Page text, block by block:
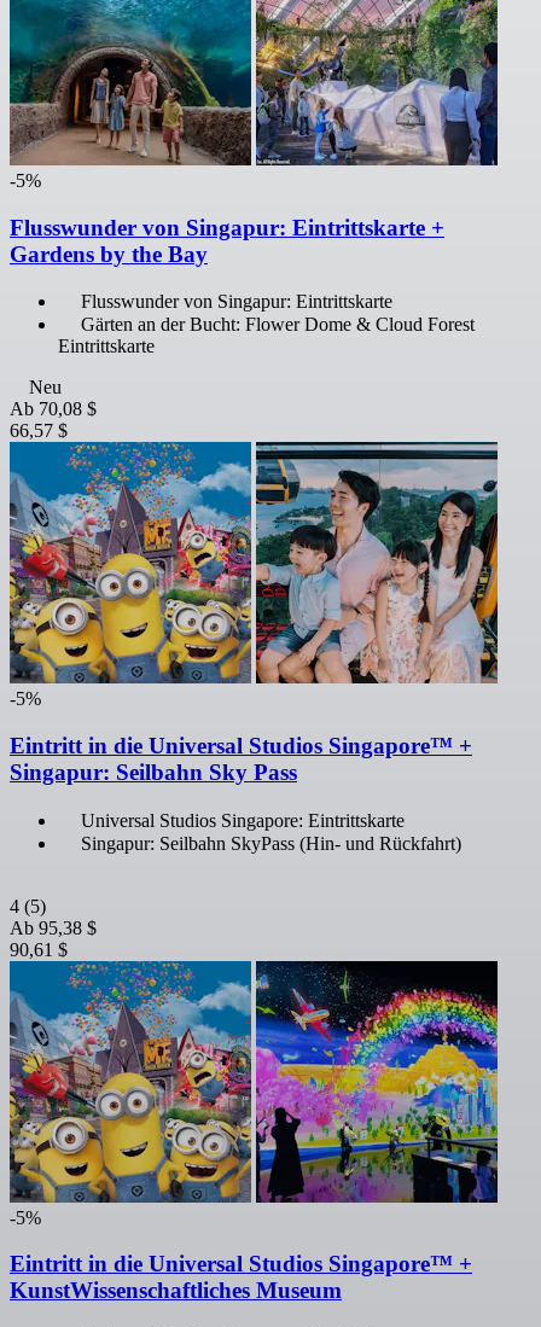
-5%
Flusswunder von Singapur: Eintrittskarte +
Gardens by the Bay
Flusswunder von Singapur: Eintrittskarte
Gärten an der Bucht: Flower Dome & Cloud Forest
Eintrittskarte
Neu
Ab 70,08 $
66,57 $
-5%
Eintritt in die Universal Studios Singapore™ +
Singapur: Seilbahn Sky Pass
Universal Studios Singapore: Eintrittskarte
Singapur: Seilbahn SkyPass (Hin- und Rückfahrt)
4 (5)
Ab 95,38 $
90,61 $
-5%
Eintritt in die Universal Studios Singapore™ +
KunstWissenschaftliches Museum